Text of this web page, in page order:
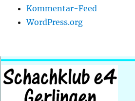
Kommentar-Feed
WordPress.org